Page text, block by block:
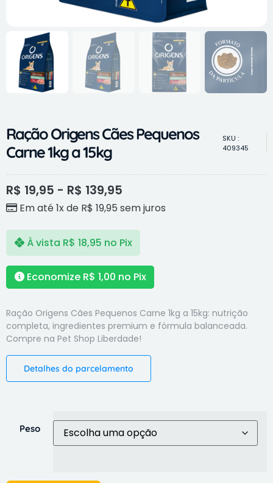
Ração Origens Cães Pequenos
Carne 1kg a 15kg
SKU :
409345
R$ 19,95 - R$ 139,95
Em até 1x de R$ 19,95 sem juros
À vista R$ 18,95 no Pix
Economize R$ 1,00 no Pix
Ração Origens Cães Pequenos Carne 1kg a 15kg: nutrição
completa, ingredientes premium e fórmula balanceada.
Compre na Pet Shop Liberdade!
Detalhes do parcelamento
Peso